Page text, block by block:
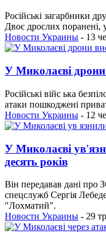
Російські загарбники
Двоє дрослих поранені,
Новости Украины - 13
У Миколаєві
Російські війс ька
атаки пошкоджені
Новости Украины - 12
У Миколаєві
десять років
Він передавав дані про
спецслужб Сергія
"Лохматий".
Новости Украины - 29